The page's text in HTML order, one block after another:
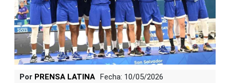
Por PRENSA LATINA Fecha: 10/05/2026